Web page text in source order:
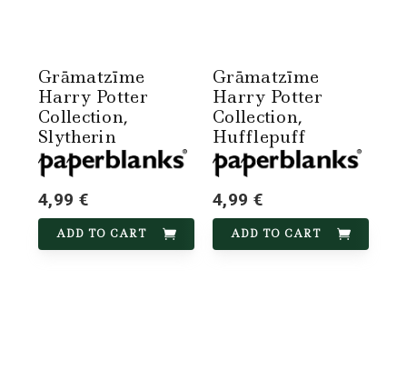
Grāmatzīme
Harry Potter
Collection,
Slytherin
4,99 €
ADD TO CART
Grāmatzīme
Harry Potter
Collection,
Hufflepuff
4,99 €
ADD TO CART